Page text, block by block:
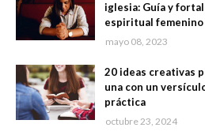
iglesia: Guía y
espiritual femenino
mayo 08, 2023
20 ideas creativas
una con un
práctica
octubre 23, 2024